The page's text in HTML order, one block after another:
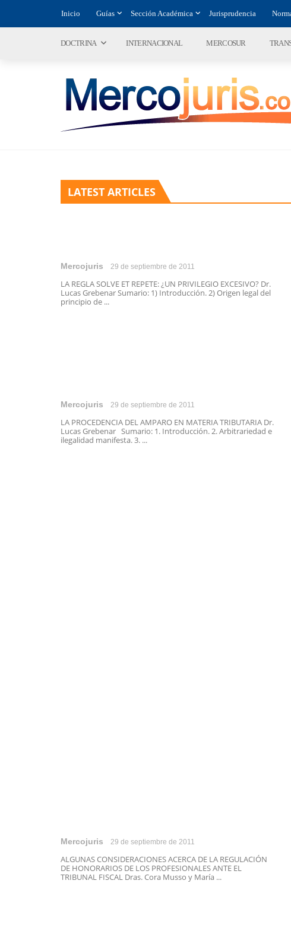
Inicio Guías Sección Académica Jurisprudencia
DOCTRINA INTERNACIONAL MERCOSUR
LATEST ARTICLES
Mercojuris 29 de septiembre de 2011
LA REGLA SOLVE ET REPETE: ¿UN PRIVILEGIO EXCESIVO? Dr.
Lucas Grebenar Sumario: 1) Introducción. 2) Origen legal del
principio de ...
Mercojuris 29 de septiembre de 2011
LA PROCEDENCIA DEL AMPARO EN MATERIA TRIBUTARIA Dr.
Lucas Grebenar Sumario: 1. Introducción. 2. Arbitrariedad e
ilegalidad manifesta. 3. ...
Mercojuris 29 de septiembre de 2011
ALGUNAS CONSIDERACIONES ACERCA DE LA REGULACIÓN
DE HONORARIOS DE LOS PROFESIONALES ANTE EL
TRIBUNAL FISCAL Dras. Cora Musso y María ...